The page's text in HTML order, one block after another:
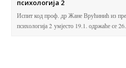
психологија 2
Испит код проф. др Жане Врућинић из
психологија 2 умјесто 19.1. одржаће се